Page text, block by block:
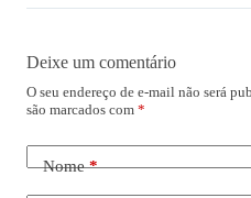
Deixe um comentário
O seu endereço de e-mail não será
são marcados com *
Nome*